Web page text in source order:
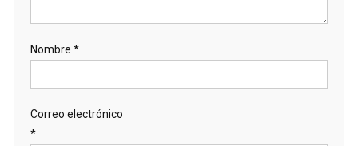
Nombre *
Correo electrónico
*